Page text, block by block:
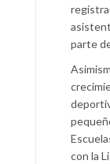
parte
con la